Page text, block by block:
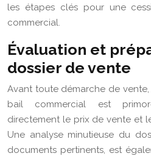
les étapes clés pour une
commercial.
Évaluation et
dossier de vente
Avant toute démarche de
bail commercial est
directement le prix de vente et
Une analyse minutieuse du
documents pertinents, est